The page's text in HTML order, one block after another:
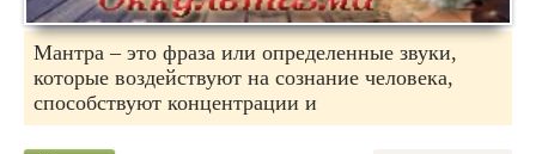
Мантра – это фраза или определенные звуки,
которые воздействуют на сознание человека,
способствуют концентрации и